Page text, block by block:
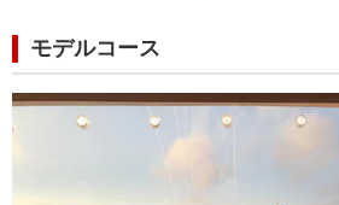
モデルコース